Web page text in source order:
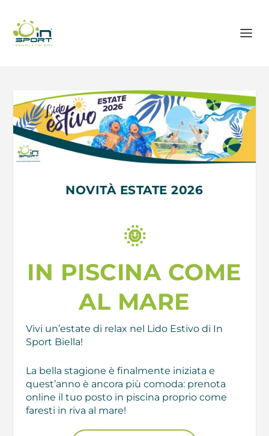
NOVITÀ ESTATE 2026
🌞
IN PISCINA COME
AL MARE
Vivi un’estate di relax nel Lido Estivo di In
Sport Biella!
La bella stagione è finalmente iniziata e
quest’anno è ancora più comoda: prenota
online il tuo posto in piscina proprio come
faresti in riva al mare!